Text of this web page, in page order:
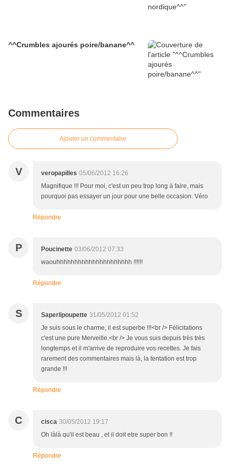
^^Crumbles ajourés poire/banane^^
Commentaires
Ajouter un commentaire
V veropapilles 05/06/2012 16:26
Magnifique !!! Pour moi, c'est un peu trop long à faire, mais
pourquoi pas essayer un jour pour une belle occasion. Véro
Répondre
P Poucinette 03/06/2012 07:33
waouhhhhhhhhhhhhhhhhhhhhh !!!!!!
Répondre
S Saperlipoupette 31/05/2012 01:52
Je suis sous le charme, il est superbe !!!<br /> Félicitations
c'est une pure Merveille.<br /> Je vous suis depuis très très
longtemps et il m'arrive de reproduire vos recettes. Je fais
rarement des commentaires mais là, la tentation est trop
grande !!!
Répondre
C cisca 30/05/2012 19:17
Oh làlà qu'il est beau , et il doit etre super bon !!
Répondre